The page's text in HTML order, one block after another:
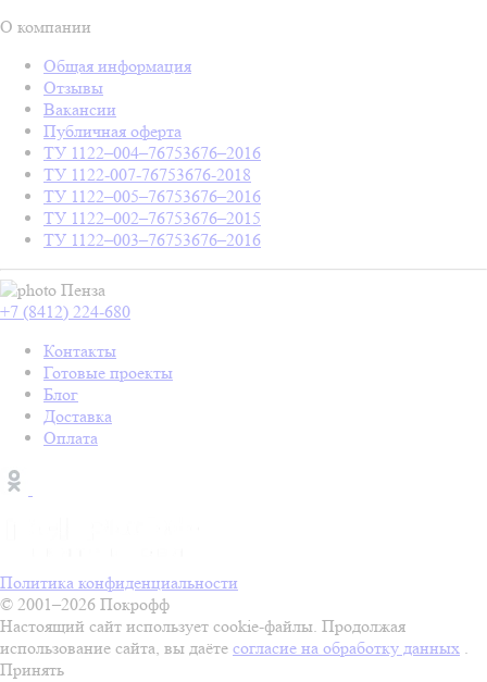
О компании
Общая информация
Отзывы
Вакансии
Публичная оферта
ТУ 1122–004–76753676–2016
ТУ 1122-007-76753676-2018
ТУ 1122–005–76753676–2016
ТУ 1122–002–76753676–2015
ТУ 1122–003–76753676–2016
Пенза
+7 (8412) 224-680
Контакты
Готовые проекты
Блог
Доставка
Оплата
Политика конфиденциальности
© 2001–2026 Покрофф
Настоящий сайт использует cookie-файлы. Продолжая
использование сайта, вы даёте согласие на обработку данных .
Принять